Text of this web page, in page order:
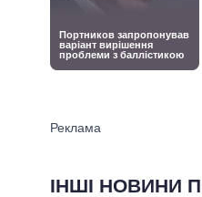
ІНШІ НОВИНИ